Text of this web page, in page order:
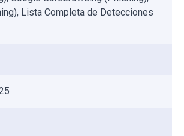
Lista Completa de Detecciones